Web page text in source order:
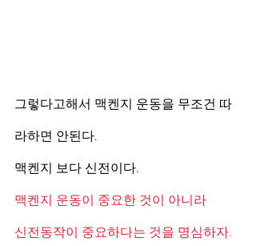
그렇다고해서 맥켄지 운동을 무조건 따
라하면 안된다.
맥켄지 보다 신전이다.
맥켄지 운동이 중요한 것이 아니라
신전동작이 중요하다는 것을 명심하자.